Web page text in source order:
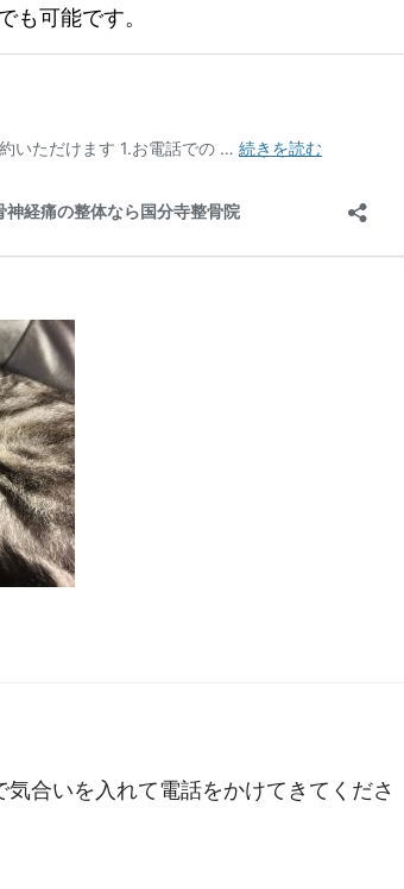
も可能です。
合いを入れて電話をかけてきてくださ